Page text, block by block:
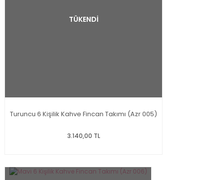
TÜKENDİ
Turuncu 6 Kişilik Kahve Fincan Takımı (Azr 005)
3.140,00 TL